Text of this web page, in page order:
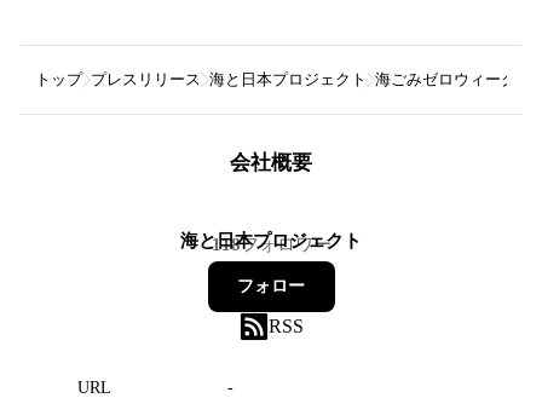
トップ プレスリリース 海と日本プロジェクト 海ごみゼロウィーク
会社概要
海と日本プロジェクト
118フォロワー
フォロー
RSS
URL
-